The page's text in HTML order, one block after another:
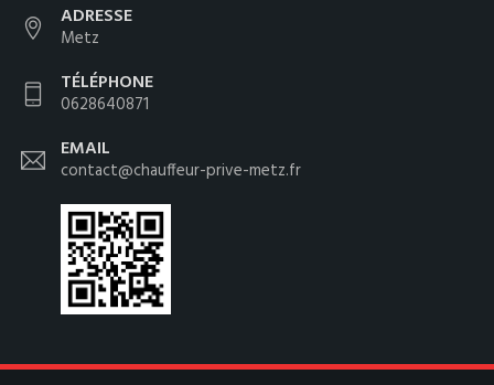
ADRESSE
Metz
TÉLÉPHONE
0628640871
EMAIL
contact@chauffeur-prive-metz.fr